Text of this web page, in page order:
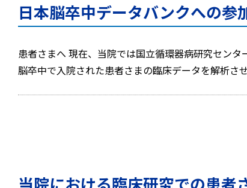
日本脳卒中データバンクへの参
患者さまへ 現在、当院では国立循環器病研究セン
脳卒中で入院された患者さまの臨床データを解析
当院における臨床研究での患者